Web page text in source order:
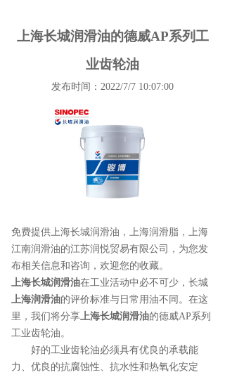
上海长城润滑油的德威AP系列工
业齿轮油
发布时间：2022/7/7 10:07:00
免费提供 上海长城润滑油 ，上海润滑脂，上海
江南润滑油的江苏润悦贸易有限公司，为您发
布相关信息和咨询，欢迎您的收藏。
上海长城润滑油在工业活动中必不可少，长城
上海润滑油的评价标准与日常用油不同。在这
里，我们将分享 上海长城润滑油的德威AP系列
工业齿轮油。
好的工业齿轮油必须具有优良的承载能
力、优良的抗腐蚀性、抗水性和热氧化安定